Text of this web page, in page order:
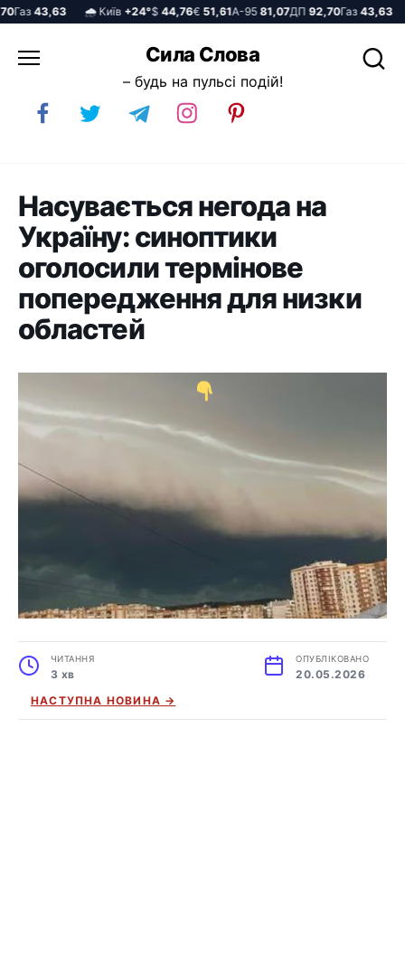
43,63 🌧️ Київ+24°$44,76€51,61А-9581,07ДП92,70Газ43,63 🌧️
до
Сила Слова
– будь на пульсі подій!
Насувається негода на
Україну: синоптики
оголосили термінове
попередження для низки
областей
ЧИТАННЯ
3 хв
ОПУБЛІКОВАНО
20.05.2026
НАСТУПНА НОВИНА →